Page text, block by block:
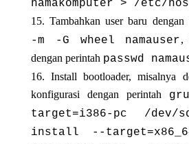
namakomputer > /etc/
Tambahkan user baru dengan
-m -G wheel namauser,
dengan perintah passwd
Install bootloader, misalnya
konfigurasi dengan perintah
target=i386-pc /dev/
install --